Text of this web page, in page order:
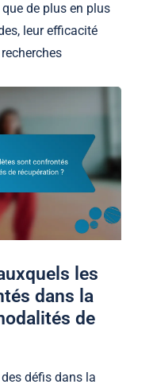
de plus en plus
leur efficacité
les
dans la
de
défis dans la